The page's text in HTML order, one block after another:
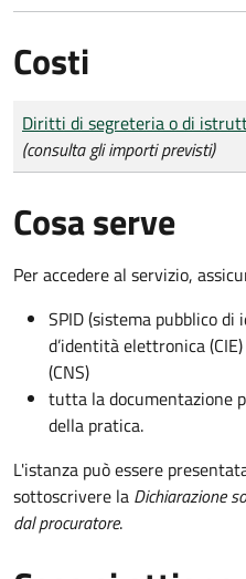
Costi
Tipo di pagamento
Importo
Diritti di segreteria o di
(consulta gli importi previsti)
Cosa serve
Per accedere al servizio,
SPID (sistema pubblico
d’identità elettronica
(CNS)
tutta la documentazione
della pratica.
L'istanza può essere
sottoscrivere la Dichiarazione
dal procuratore.